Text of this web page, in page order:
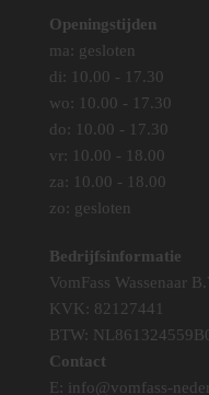
Openingstijden
ma: gesloten
di: 10.00 - 17.30
wo: 10.00 - 17.30
do: 10.00 - 17.30
vr: 10.00 - 18.00
za: 10.00 - 18.00
zo: gesloten
Bedrijfsinformatie
VomFass Wassenaar
KVK: 82127441
BTW:
Contact
E: info@vomfass-